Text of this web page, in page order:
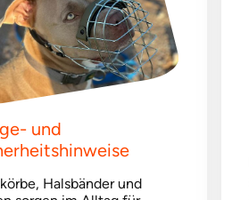
und
Halsbänder und